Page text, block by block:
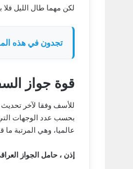
لكن مهما طال الليل
تجدون في هذه
قوة جواز السفر
للأسف وفقا لآخر
عالميا، وهي المرتبة
إذن ، حامل الجواز